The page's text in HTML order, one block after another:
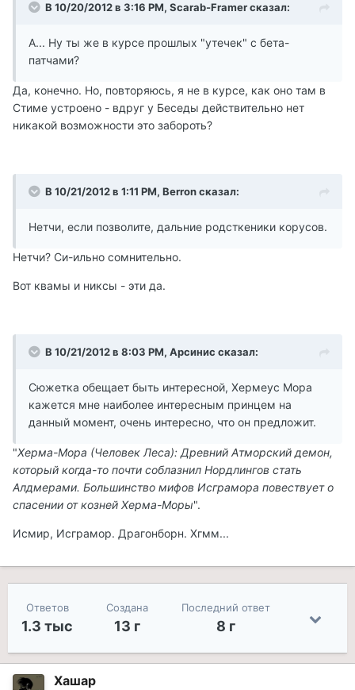
В 10/20/2012 в 3:16 PM, Scarab-Framer сказал:
А... Ну ты же в курсе прошлых "утечек" с бета-
патчами?
Да, конечно. Но, повторяюсь, я не в курсе, как оно там в
Стиме устроено - вдруг у Беседы действительно нет
никакой возможности это забороть?
В 10/21/2012 в 1:11 PM, Berron сказал:
Нетчи, если позволите, дальние родсткеники корусов.
Нетчи? Си-ильно сомнительно.
Вот квамы и никсы - эти да.
В 10/21/2012 в 8:03 PM, Арсинис сказал:
Сюжетка обещает быть интересной, Хермеус Мора
кажется мне наиболее интересным принцем на
данный момент, очень интересно, что он предложит.
"Херма-Мора (Человек Леса): Древний Атморский демон,
который когда-то почти соблазнил Нордлингов стать
Алдмерами. Большинство мифов Исграмора повествует о
спасении от козней Херма-Моры".
Исмир, Исграмор. Драгонборн. Хгмм...
Ответов
1.3 тыс
Создана
13 г
Последний ответ
8 г
Хашар